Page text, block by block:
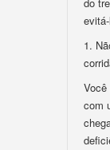
1.
com